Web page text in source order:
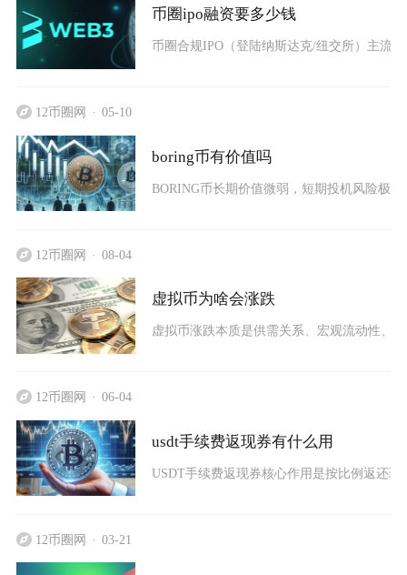
币圈ipo融资要多少钱
币圈合规IPO（登陆纳斯达克/纽交所）主流
12币圈网 05-10
boring币有价值吗
BORING币长期价值微弱，短期投机风险极
12币圈网 08-04
虚拟币为啥会涨跌
虚拟币涨跌本质是供需关系、宏观流动性、
12币圈网 06-04
usdt手续费返现券有什么用
USDT手续费返现券核心作用是按比例返还
12币圈网 03-21